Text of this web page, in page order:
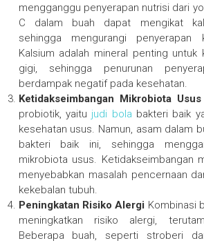
mengganggu penyerapan nutrisi dari
C dalam buah dapat mengikat
sehingga mengurangi penyerapan
Kalsium adalah mineral penting untuk
gigi, sehingga penurunan
berdampak negatif pada kesehatan.
Ketidakseimbangan Mikrobiota Usus
probiotik, yaitu judi bola bakteri baik
kesehatan usus. Namun, asam dalam
bakteri baik ini, sehingga
mikrobiota usus. Ketidakseimbangan
menyebabkan masalah pencernaan
kekebalan tubuh.
Peningkatan Risiko Alergi Kombinasi
meningkatkan risiko alergi,
Beberapa buah, seperti stroberi